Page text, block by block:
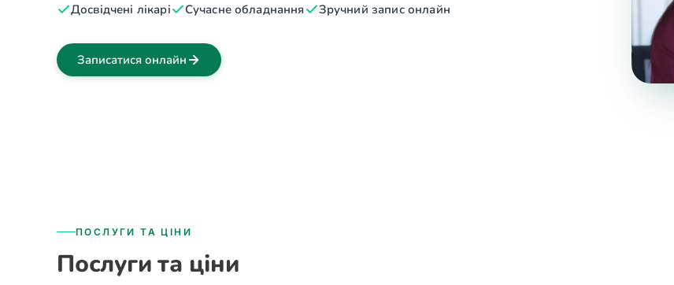
Досвідчені лікарі Сучасне обладнання Зручний запис онлайн
Записатися онлайн
ПОСЛУГИ ТА ЦІНИ
Послуги та ціни